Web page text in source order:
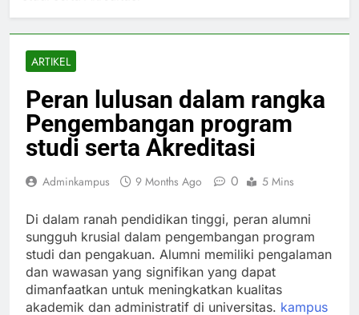
ARTIKEL
Peran lulusan dalam rangka
Pengembangan program
studi serta Akreditasi
Adminkampus 9 Months Ago 0 5 Mins
Di dalam ranah pendidikan tinggi, peran alumni
sungguh krusial dalam pengembangan program
studi dan pengakuan. Alumni memiliki pengalaman
dan wawasan yang signifikan yang dapat
dimanfaatkan untuk meningkatkan kualitas
akademik dan administratif di universitas. kampus